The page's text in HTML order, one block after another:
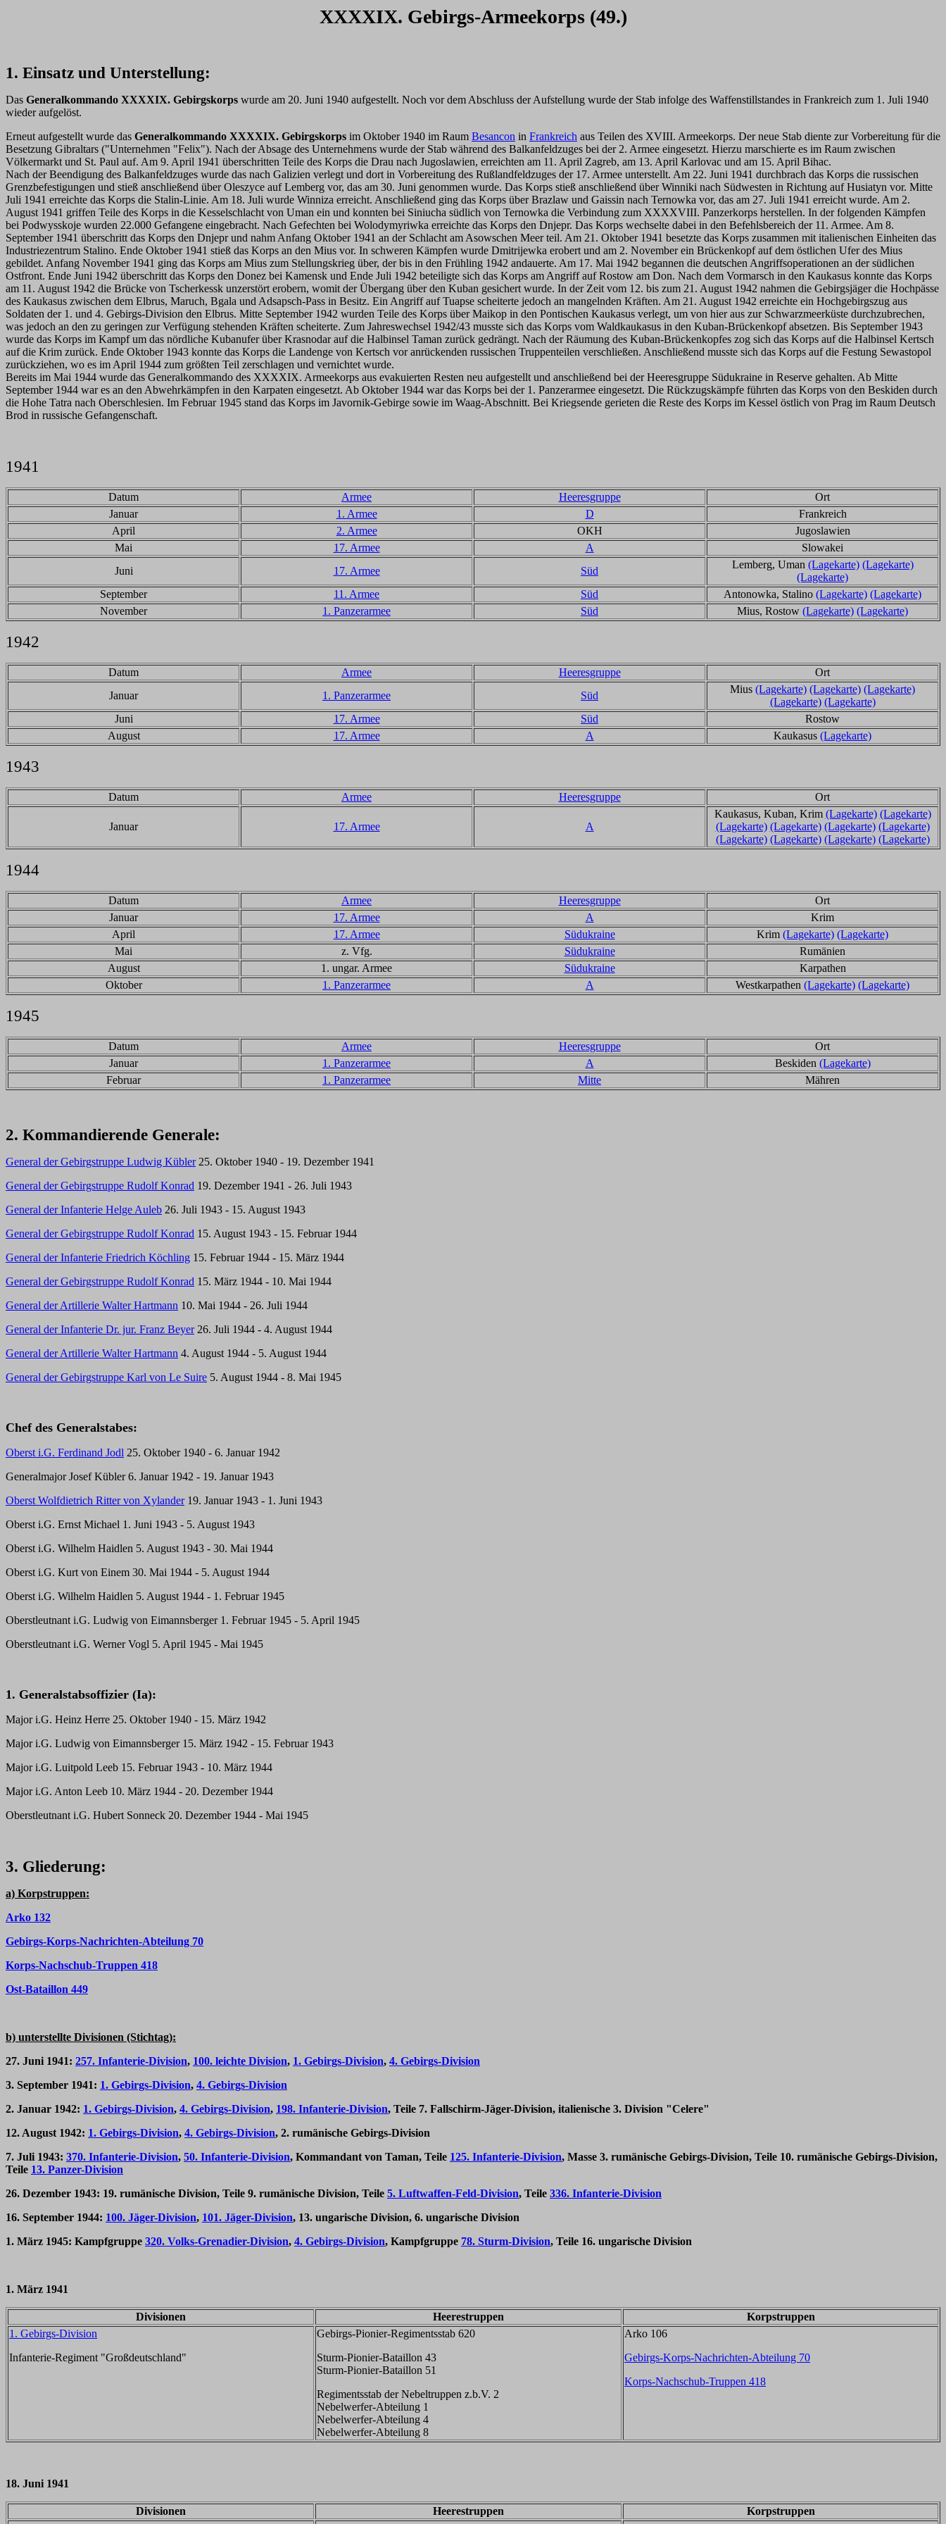
XXXXIX. Gebirgs-Armeekorps (49.)
1. Einsatz und Unterstellung:
Das Generalkommando XXXXIX. Gebirgskorps wurde am 20. Juni 1940 aufgestellt. Noch vor dem Abschluss der Aufstellung wurde der Stab infolge des Waffenstillstandes in Frankreich zum 1. Juli 1940
wieder aufgelöst.
Erneut aufgestellt wurde das Generalkommando XXXXIX. Gebirgskorps im Oktober 1940 im Raum Besancon in Frankreich aus Teilen des XVIII. Armeekorps. Der neue Stab diente zur Vorbereitung für die
Besetzung Gibraltars ("Unternehmen "Felix"). Nach der Absage des Unternehmens wurde der Stab während des Balkanfeldzuges bei der 2. Armee eingesetzt. Hierzu marschierte es im Raum zwischen
Völkermarkt und St. Paul auf. Am 9. April 1941 überschritten Teile des Korps die Drau nach Jugoslawien, erreichten am 11. April Zagreb, am 13. April Karlovac und am 15. April Bihac.
Nach der Beendigung des Balkanfeldzuges wurde das nach Galizien verlegt und dort in Vorbereitung des Rußlandfeldzuges der 17. Armee unterstellt. Am 22. Juni 1941 durchbrach das Korps die russischen
Grenzbefestigungen und stieß anschließend über Oleszyce auf Lemberg vor, das am 30. Juni genommen wurde. Das Korps stieß anschließend über Winniki nach Südwesten in Richtung auf Husiatyn vor. Mitte
Juli 1941 erreichte das Korps die Stalin-Linie. Am 18. Juli wurde Winniza erreicht. Anschließend ging das Korps über Brazlaw und Gaissin nach Ternowka vor, das am 27. Juli 1941 erreicht wurde. Am 2.
August 1941 griffen Teile des Korps in die Kesselschlacht von Uman ein und konnten bei Siniucha südlich von Ternowka die Verbindung zum XXXXVIII. Panzerkorps herstellen. In der folgenden Kämpfen
bei Podwysskoje wurden 22.000 Gefangene eingebracht. Nach Gefechten bei Wolodymyriwka erreichte das Korps den Dnjepr. Das Korps wechselte dabei in den Befehlsbereich der 11. Armee. Am 8.
September 1941 überschritt das Korps den Dnjepr und nahm Anfang Oktober 1941 an der Schlacht am Asowschen Meer teil. Am 21. Oktober 1941 besetzte das Korps zusammen mit italienischen Einheiten das
Industriezentrum Stalino. Ende Oktober 1941 stieß das Korps an den Mius vor. In schweren Kämpfen wurde Dmitrijewka erobert und am 2. November ein Brückenkopf auf dem östlichen Ufer des Mius
gebildet. Anfang November 1941 ging das Korps am Mius zum Stellungskrieg über, der bis in den Frühling 1942 andauerte. Am 17. Mai 1942 begannen die deutschen Angriffsoperationen an der südlichen
Ostfront. Ende Juni 1942 überschritt das Korps den Donez bei Kamensk und Ende Juli 1942 beteiligte sich das Korps am Angriff auf Rostow am Don. Nach dem Vormarsch in den Kaukasus konnte das Korps
am 11. August 1942 die Brücke von Tscherkessk unzerstört erobern, womit der Übergang über den Kuban gesichert wurde. In der Zeit vom 12. bis zum 21. August 1942 nahmen die Gebirgsjäger die Hochpässe
des Kaukasus zwischen dem Elbrus, Maruch, Bgala und Adsapsch-Pass in Besitz. Ein Angriff auf Tuapse scheiterte jedoch an mangelnden Kräften. Am 21. August 1942 erreichte ein Hochgebirgszug aus
Soldaten der 1. und 4. Gebirgs-Division den Elbrus. Mitte September 1942 wurden Teile des Korps über Maikop in den Pontischen Kaukasus verlegt, um von hier aus zur Schwarzmeerküste durchzubrechen,
was jedoch an den zu geringen zur Verfügung stehenden Kräften scheiterte. Zum Jahreswechsel 1942/43 musste sich das Korps vom Waldkaukasus in den Kuban-Brückenkopf absetzen. Bis September 1943
wurde das Korps im Kampf um das nördliche Kubanufer über Krasnodar auf die Halbinsel Taman zurück gedrängt. Nach der Räumung des Kuban-Brückenkopfes zog sich das Korps auf die Halbinsel Kertsch
auf die Krim zurück. Ende Oktober 1943 konnte das Korps die Landenge von Kertsch vor anrückenden russischen Truppenteilen verschließen. Anschließend musste sich das Korps auf die Festung Sewastopol
zurückziehen, wo es im April 1944 zum größten Teil zerschlagen und vernichtet wurde.
Bereits im Mai 1944 wurde das Generalkommando des XXXXIX. Armeekorps aus evakuierten Resten neu aufgestellt und anschließend bei der Heeresgruppe Südukraine in Reserve gehalten. Ab Mitte
September 1944 war es an den Abwehrkämpfen in den Karpaten eingesetzt. Ab Oktober 1944 war das Korps bei der 1. Panzerarmee eingesetzt. Die Rückzugskämpfe führten das Korps von den Beskiden durch
die Hohe Tatra nach Oberschlesien. Im Februar 1945 stand das Korps im Javornik-Gebirge sowie im Waag-Abschnitt. Bei Kriegsende gerieten die Reste des Korps im Kessel östlich von Prag im Raum Deutsch
Brod in russische Gefangenschaft.
1941
Datum Armee Heeresgruppe
Ort
Januar
1. Armee D
Frankreich
April
2. Armee OKH
Jugoslawien
Mai
17. Armee A
Slowakei
Juni
17. Armee Süd
Lemberg, Uman (Lagekarte) (Lagekarte)
(Lagekarte)
September
11. Armee Süd Antonowka, Stalino (Lagekarte) (Lagekarte)
November
1. Panzerarmee Süd Mius, Rostow (Lagekarte) (Lagekarte)
1942
Datum Armee Heeresgruppe
Ort
Januar
1. Panzerarmee Süd
Mius (Lagekarte) (Lagekarte) (Lagekarte)
(Lagekarte) (Lagekarte)
Juni
17. Armee Süd
Rostow
August
17. Armee A Kaukasus (Lagekarte)
1943
Datum Armee Heeresgruppe Ort
Januar 17. Armee A
Kaukasus, Kuban, Krim (Lagekarte) (Lagekarte)
(Lagekarte) (Lagekarte) (Lagekarte) (Lagekarte)
(Lagekarte) (Lagekarte) (Lagekarte) (Lagekarte)
1944
Datum Armee Heeresgruppe
Ort
Januar
17. Armee A
Krim
April
17. Armee Südukraine Krim (Lagekarte) (Lagekarte)
Mai
z. Vfg. Südukraine
Rumänien
August
1. ungar. Armee Südukraine
Karpathen
Oktober
1. Panzerarmee A Westkarpathen (Lagekarte) (Lagekarte)
1945
Datum Armee Heeresgruppe
Ort
Januar
1. Panzerarmee A Beskiden (Lagekarte)
Februar
1. Panzerarmee Mitte Mähren
2. Kommandierende Generale:
General der Gebirgstruppe Ludwig Kübler25. Oktober 1940 - 19. Dezember 1941
General der Gebirgstruppe Rudolf Konrad 19. Dezember 1941 - 26. Juli 1943
General der Infanterie Helge Auleb 26. Juli 1943 - 15. August 1943
General der Gebirgstruppe Rudolf Konrad 15. August 1943 - 15. Februar 1944
General der Infanterie Friedrich Köchling 15. Februar 1944 - 15. März 1944
General der Gebirgstruppe Rudolf Konrad 15. März 1944 - 10. Mai 1944
General der Artillerie Walter Hartmann 10. Mai 1944 - 26. Juli 1944
General der Infanterie Dr. jur. Franz Beyer26. Juli 1944 - 4. August 1944
General der Artillerie Walter Hartmann 4. August 1944 - 5. August 1944
General der Gebirgstruppe Karl von Le Suire 5. August 1944 - 8. Mai 1945
Chef des Generalstabes:
Oberst i.G. Ferdinand Jodl 25. Oktober 1940 - 6. Januar 1942
Generalmajor Josef Kübler 6. Januar 1942 - 19. Januar 1943
Oberst Wolfdietrich Ritter von Xylander19. Januar 1943 - 1. Juni 1943
Oberst i.G. Ernst Michael 1. Juni 1943 - 5. August 1943
Oberst i.G. Wilhelm Haidlen 5. August 1943 - 30. Mai 1944
Oberst i.G. Kurt von Einem 30. Mai 1944 - 5. August 1944
Oberst i.G. Wilhelm Haidlen 5. August 1944 - 1. Februar 1945
Oberstleutnant i.G. Ludwig von Eimannsberger 1. Februar 1945 - 5. April 1945
Oberstleutnant i.G. Werner Vogl 5. April 1945 - Mai 1945
1. Generalstabsoffizier (Ia):
Major i.G. Heinz Herre 25. Oktober 1940 - 15. März 1942
Major i.G. Ludwig von Eimannsberger 15. März 1942 - 15. Februar 1943
Major i.G. Luitpold Leeb 15. Februar 1943 - 10. März 1944
Major i.G. Anton Leeb 10. März 1944 - 20. Dezember 1944
Oberstleutnant i.G. Hubert Sonneck 20. Dezember 1944 - Mai 1945
3. Gliederung:
a) Korpstruppen:
Arko 132
Gebirgs-Korps-Nachrichten-Abteilung 70
Korps-Nachschub-Truppen 418
Ost-Bataillon 449
b) unterstellte Divisionen (Stichtag):
27. Juni 1941: 257. Infanterie-Division, 100. leichte Division, 1. Gebirgs-Division, 4. Gebirgs-Division
3. September 1941: 1. Gebirgs-Division, 4. Gebirgs-Division
2. Januar 1942: 1. Gebirgs-Division, 4. Gebirgs-Division, 198. Infanterie-Division, Teile 7. Fallschirm-Jäger-Division, italienische 3. Division "Celere"
12. August 1942: 1. Gebirgs-Division, 4. Gebirgs-Division, 2. rumänische Gebirgs-Division
7. Juli 1943: 370. Infanterie-Division, 50. Infanterie-Division, Kommandant von Taman, Teile 125. Infanterie-Division, Masse 3. rumänische Gebirgs-Division, Teile 10. rumänische Gebirgs-Division,
Teile 13. Panzer-Division
26. Dezember 1943: 19. rumänische Division, Teile 9. rumänische Division, Teile 5. Luftwaffen-Feld-Division, Teile 336. Infanterie-Division
16. September 1944: 100. Jäger-Division, 101. Jäger-Division, 13. ungarische Division, 6. ungarische Division
1. März 1945: Kampfgruppe 320. Volks-Grenadier-Division, 4. Gebirgs-Division, Kampfgruppe 78. Sturm-Division, Teile 16. ungarische Division
1. März 1941
Divisionen Heerestruppen
Korpstruppen
1. Gebirgs-Division
Infanterie-Regiment "Großdeutschland"
Gebirgs-Pionier-Regimentsstab 620
Sturm-Pionier-Bataillon 43
Sturm-Pionier-Bataillon 51
Regimentsstab der Nebeltruppen z.b.V. 2
Nebelwerfer-Abteilung 1
Nebelwerfer-Abteilung 4
Nebelwerfer-Abteilung 8
Arko 106
Gebirgs-Korps-Nachrichten-Abteilung 70
Korps-Nachschub-Truppen 418
18. Juni 1941
Divisionen Heerestruppen
Korpstruppen